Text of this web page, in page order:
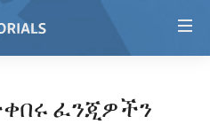
ፈንጂዎችን